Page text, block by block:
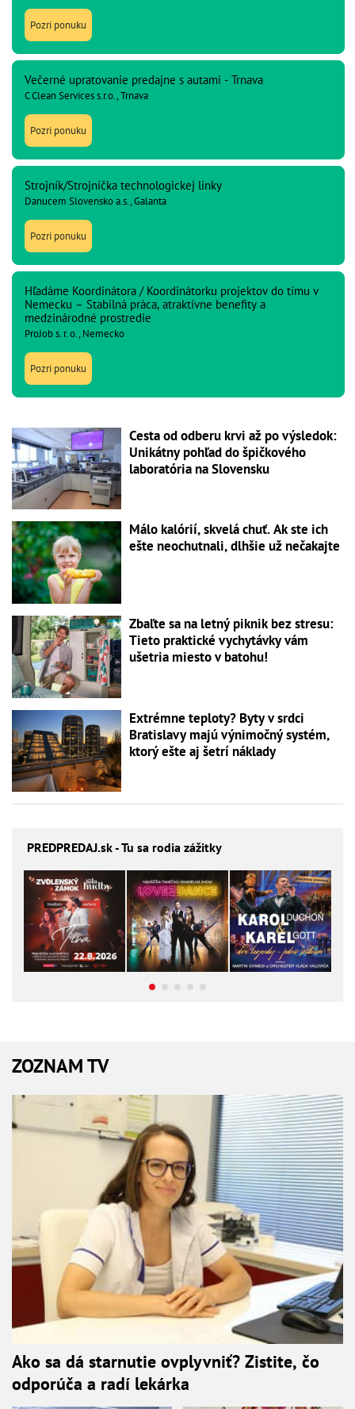
Pozri ponuku
Večerné upratovanie predajne s autami - Trnava
C Clean Services s.r.o., Trnava
Pozri ponuku
Strojník/Strojníčka technologickej linky
Danucem Slovensko a.s., Galanta
Pozri ponuku
Hľadáme Koordinátora / Koordinátorku projektov do tímu v
Nemecku – Stabilná práca, atraktívne benefity a
medzinárodné prostredie
ProJob s. r. o., Nemecko
Pozri ponuku
Cesta od odberu krvi až po výsledok:
Unikátny pohľad do špičkového
laboratória na Slovensku
Málo kalórií, skvelá chuť. Ak ste ich
ešte neochutnali, dlhšie už nečakajte
Zbaľte sa na letný piknik bez stresu:
Tieto praktické vychytávky vám
ušetria miesto v batohu!
Extrémne teploty? Byty v srdci
Bratislavy majú výnimočný systém,
ktorý ešte aj šetrí náklady
PREDPREDAJ.sk - Tu sa rodia zážitky
ZOZNAM TV
Ako sa dá starnutie ovplyvniť? Zistite, čo
odporúča a radí lekárka